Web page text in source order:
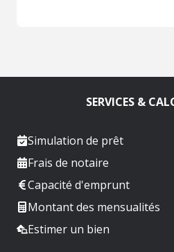
SERVICES &
Simulation de prêt
Frais de notaire
Capacité d'emprunt
Montant des mensualités
Estimer un bien